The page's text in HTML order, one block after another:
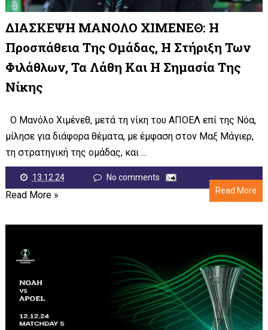
ΔΙΑΣΚΕΨΗ ΜΑΝΟΛΟ ΧΙΜΕΝΕΘ: Η
Προσπάθεια Της Ομάδας, Η Στήριξη Των
Φιλάθλων, Τα Λάθη Και Η Σημασία Της
Νίκης
Ο Μανόλο Χιμένεθ, μετά τη νίκη του ΑΠΟΕΛ επί της Νόα,
μίλησε για διάφορα θέματα, με έμφαση στον Μαξ Μάγιερ,
τη στρατηγική της ομάδας, και ...
13.12.24
No comments
Read More
Read More »